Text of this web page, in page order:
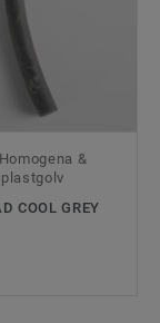
&
COOL GREY